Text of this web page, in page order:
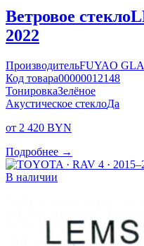
Ветровое стекло
2022
ПроизводительFUYAO
Код товара00000012148
ТонировкаЗелёное
Акустическое стеклоДа
от 2 420 BYN
Подробнее →
В наличии